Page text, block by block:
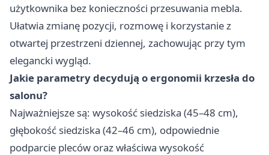
użytkownika bez konieczności przesuwania mebla.
Ułatwia zmianę pozycji, rozmowę i korzystanie z
otwartej przestrzeni dziennej, zachowując przy tym
elegancki wygląd.
Jakie parametry decydują o ergonomii krzesła do
salonu?
Najważniejsze są: wysokość siedziska (45–48 cm),
głębokość siedziska (42–46 cm), odpowiednie
podparcie pleców oraz właściwa wysokość